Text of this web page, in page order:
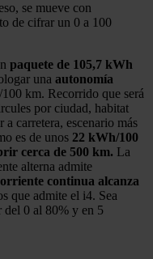
se mueve con
de cifrar un 0 a 100
paquete de 105,7 kWh
una autonomía
km. Recorrido que será
por ciudad, habitat
a carretera, escenario más
es de unos 22 kWh/100
cerca de 500 km. La
alterna admite
continua alcanza
que admite el i4. Sea
del 0 al 80% y en 5